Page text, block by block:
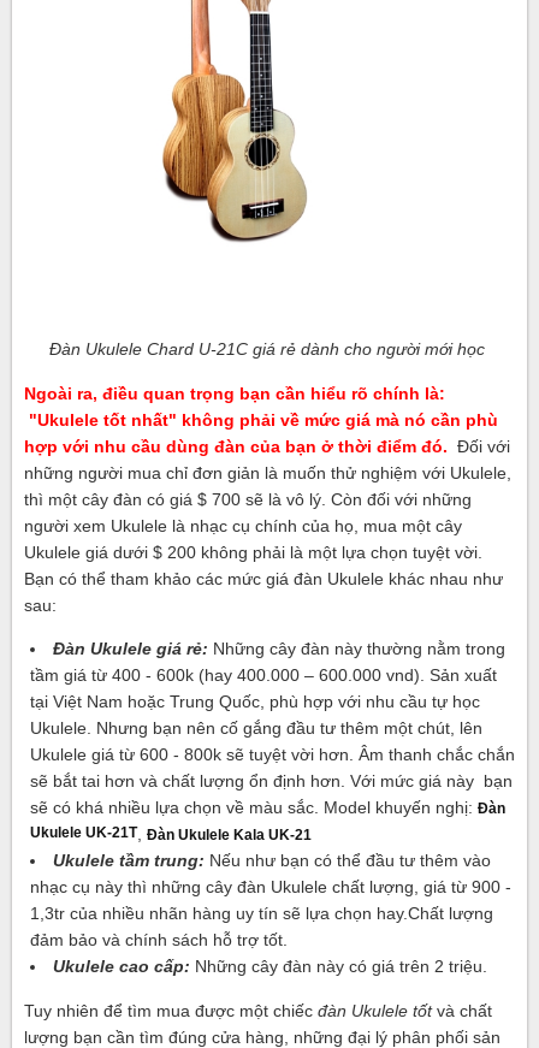
Đàn Ukulele Chard U-21C giá rẻ dành cho người mới học
Ngoài ra, điều quan trọng bạn cần hiểu rõ chính là:
"Ukulele tốt nhất" không phải về mức giá mà nó cần phù
hợp với nhu cầu dùng đàn của bạn ở thời điểm đó. Đối với
những người mua chỉ đơn giản là muốn thử nghiệm với Ukulele,
thì một cây đàn có giá $ 700 sẽ là vô lý. Còn đối với những
người xem Ukulele là nhạc cụ chính của họ, mua một cây
Ukulele giá dưới $ 200 không phải là một lựa chọn tuyệt vời.
Bạn có thể tham khảo các mức giá đàn Ukulele khác nhau như
sau:
Đàn Ukulele giá rẻ: Những cây đàn này thường nằm trong
tầm giá từ 400 - 600k (hay 400.000 – 600.000 vnd). Sản xuất
tại Việt Nam hoặc Trung Quốc, phù hợp với nhu cầu tự học
Ukulele. Nhưng bạn nên cố gắng đầu tư thêm một chút, lên
Ukulele giá từ 600 - 800k sẽ tuyệt vời hơn. Âm thanh chắc chắn
sẽ bắt tai hơn và chất lượng ổn định hơn. Với mức giá này bạn
sẽ có khá nhiều lựa chọn về màu sắc. Model khuyến nghị: Đàn
Ukulele UK-21T, Đàn Ukulele Kala UK-21
Ukulele tầm trung: Nếu như bạn có thể đầu tư thêm vào
nhạc cụ này thì những cây đàn Ukulele chất lượng, giá từ 900 -
1,3tr của nhiều nhãn hàng uy tín sẽ lựa chọn hay.Chất lượng
đảm bảo và chính sách hỗ trợ tốt.
Ukulele cao cấp: Những cây đàn này có giá trên 2 triệu.
Tuy nhiên để tìm mua được một chiếc đàn Ukulele tốtvà chất
lượng bạn cần tìm đúng cửa hàng, những đại lý phân phối sản